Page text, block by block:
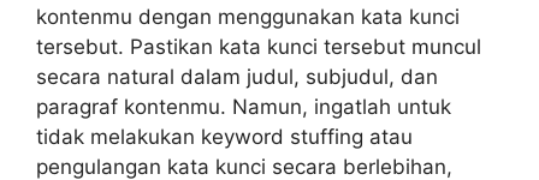
kontenmu dengan menggunakan kata kunci
tersebut. Pastikan kata kunci tersebut muncul
secara natural dalam judul, subjudul, dan
paragraf kontenmu. Namun, ingatlah untuk
tidak melakukan keyword stuffing atau
pengulangan kata kunci secara berlebihan,